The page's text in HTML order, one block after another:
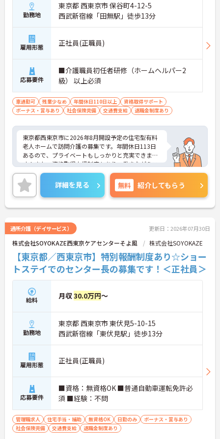
勤務地
東京都 西東京市 保谷町4-12-5
西武新宿線「田無駅」徒歩13分
雇用形態 正社員(正職員)
応募要件
■介護職員初任者研修（ホームヘルパー2
級） 以上必須
車通勤可 残業少なめ 年間休日110日以上
資格取得サポート
ボーナス・賞与あり
社会保険完備 交通費支給 退職金制度あり
東京都西東京市に2026年8月開設予定の住宅型有料
老人ホームで訪問介護の募集です。年間休日113日
あるので、プライベートもしっかりと充実できま
す！また、資格取得支援制度もあり、働きながらス
キルアップが目指せます♪ご興味のある方はご面接
のポイントお伝えしますのでご気軽にお問い合わせ
ください。
詳細を見る 無料 紹介してもらう
通所介護（デイサービス） 更新日：2026年07月30日
株式会社SOYOKAZE西東京ケアセンターそよ風 株式会社SOYOKAZE
【東京都／西東京市】特別報酬制度あり☆ショー
トステイでのセンター長の募集です！＜正社員＞
給料 月収30.0万円～
勤務地
東京都 西東京市 東伏見5-10-15
西武新宿線「東伏見駅」徒歩13分
雇用形態 正社員(正職員)
応募要件
■資格：無資格OK ■普通自動車運転免許必
須 ■経験：不問
管理職求人 住宅手当・補助 無資格OK 日勤のみ
ボーナス・賞与あり
社会保険完備
交通費支給 退職金制度あり